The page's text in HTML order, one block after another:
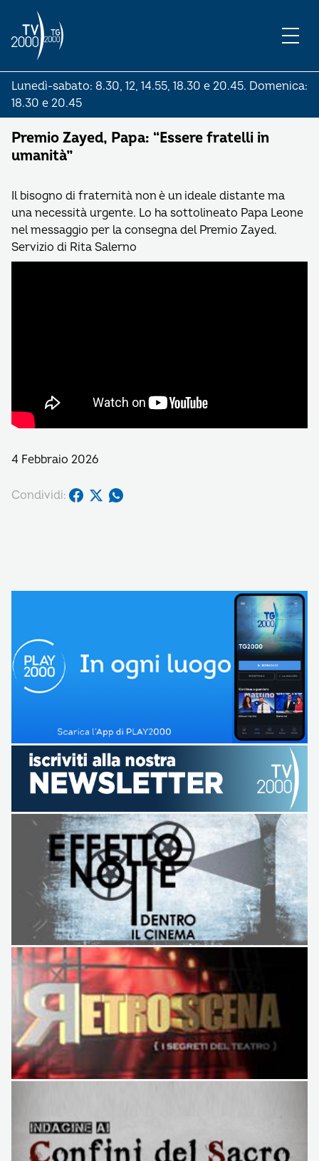
Lunedì-sabato: 8.30, 12, 14.55, 18.30 e 20.45. Domenica:
18.30 e 20.45
Premio Zayed, Papa: “Essere fratelli in
umanità”
Il bisogno di fraternità non è un ideale distante ma
una necessità urgente. Lo ha sottolineato Papa Leone
nel messaggio per la consegna del Premio Zayed.
Servizio di Rita Salerno
4 Febbraio 2026
Condividi: